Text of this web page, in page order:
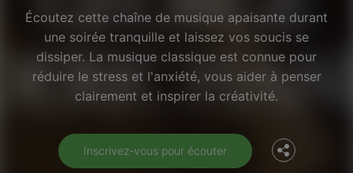
Écoutez cette chaîne de musique apaisante durant
une soirée tranquille et laissez vos soucis se
dissiper. La musique classique est connue pour
réduire le stress et l'anxiété, vous aider à penser
clairement et inspirer la créativité.
Inscrivez-vous pour écouter
Facebook
Twitter